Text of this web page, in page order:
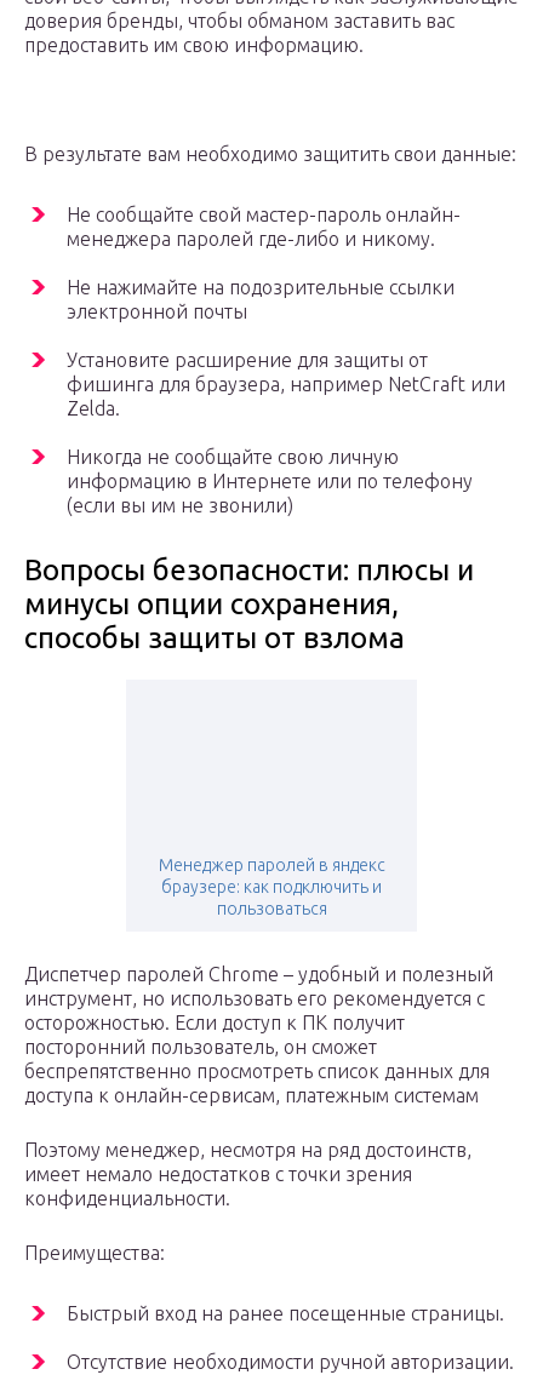
доверия бренды, чтобы обманом заставить вас
предоставить им свою информацию.
В результате вам необходимо защитить свои данные:
Не сообщайте свой мастер-пароль онлайн-
менеджера паролей где-либо и никому.
Не нажимайте на подозрительные ссылки
электронной почты
Установите расширение для защиты от
фишинга для браузера, например NetCraft или
Zelda.
Никогда не сообщайте свою личную
информацию в Интернете или по телефону
(если вы им не звонили)
Вопросы безопасности: плюсы и
минусы опции сохранения,
способы защиты от взлома
Менеджер паролей в яндекс
браузере: как подключить и
пользоваться
Диспетчер паролей Chrome – удобный и полезный
инструмент, но использовать его рекомендуется с
осторожностью. Если доступ к ПК получит
посторонний пользователь, он сможет
беспрепятственно просмотреть список данных для
доступа к онлайн-сервисам, платежным системам
Поэтому менеджер, несмотря на ряд достоинств,
имеет немало недостатков с точки зрения
конфиденциальности.
Преимущества:
Быстрый вход на ранее посещенные страницы.
Отсутствие необходимости ручной авторизации.